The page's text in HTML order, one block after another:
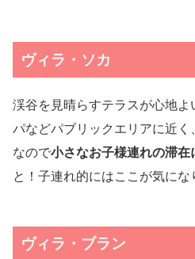
ヴィラ・ソカ
渓谷を見晴らすテラスが心地
パなどパブリックエリアに近く
なので小さなお子様連れの滞在
と！子連れ的にはここが気にな
ヴィラ・ブラン